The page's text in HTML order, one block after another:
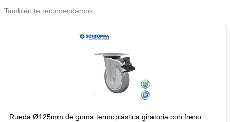
También te recomendamos…
Rueda Ø125mm de goma termoplástica giratoria con freno